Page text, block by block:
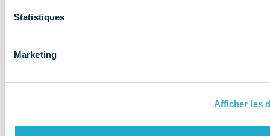
Statistiques
Marketing
Afficher les